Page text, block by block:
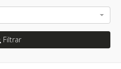
Filtrar